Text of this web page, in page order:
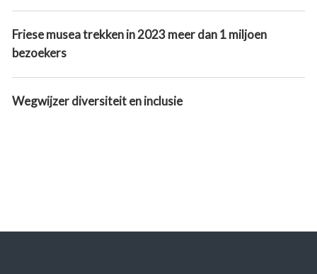
Friese musea trekken in 2023 meer dan 1 miljoen
bezoekers
Wegwijzer diversiteit en inclusie